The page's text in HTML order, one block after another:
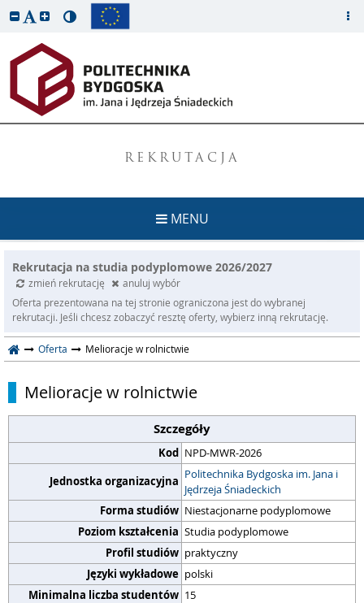
REKRUTACJA
MENU
Rekrutacja na studia podyplomowe 2026/2027
zmień rekrutację
anuluj wybór
Oferta prezentowana na tej stronie ograniczona jest do wybranej
rekrutacji. Jeśli chcesz zobaczyć resztę oferty, wybierz inną rekrutację.
Oferta Melioracje w rolnictwie
Melioracje w rolnictwie
Szczegóły
Kod NPD-MWR-2026
Jednostka organizacyjna Politechnika Bydgoska im. Jana i
Jędrzeja Śniadeckich
Forma studiów Niestacjonarne podyplomowe
Poziom kształcenia Studia podyplomowe
Profil studiów praktyczny
Języki wykładowe polski
Minimalna liczba studentów 15